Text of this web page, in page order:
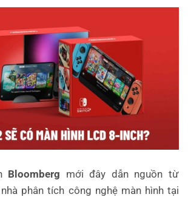
Bloomberg mới đây dẫn nguồn từ
phân tích công nghệ màn hình tại